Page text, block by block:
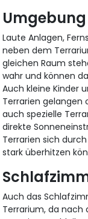
Umgebung
Laute Anlagen,
neben dem
gleichen Raum
wahr und können
Auch kleine Kinder
Terrarien gelangen
auch spezielle
direkte
Terrarien sich
stark überhitzen
Auch das
Terrarium, da nach